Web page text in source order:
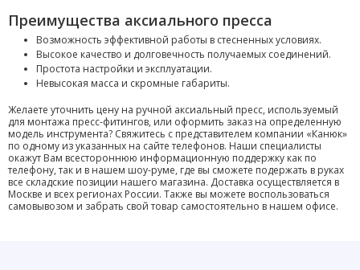
Преимущества аксиального пресса
Возможность эффективной работы в стесненных условиях.
Высокое качество и долговечность получаемых соединений.
Простота настройки и эксплуатации.
Невысокая масса и скромные габариты.
Желаете уточнить цену на ручной аксиальный пресс, используемый
для монтажа пресс-фитингов, или оформить заказ на определенную
модель инструмента? Свяжитесь с представителем компании «Канюк»
по одному из указанных на сайте телефонов. Наши специалисты
окажут Вам всестороннюю информационную поддержку как по
телефону, так и в нашем шоу-руме, где вы сможете подержать в руках
все складские позиции нашего магазина. Доставка осуществляется в
Москве и всех регионах России. Также вы можете воспользоваться
самовывозом и забрать свой товар самостоятельно в нашем офисе.